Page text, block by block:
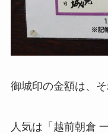
御城印の金額は、
人気は「越前朝倉